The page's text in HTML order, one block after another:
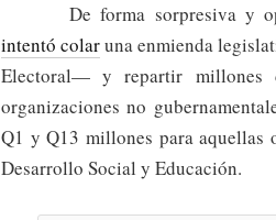
De forma sorpresiva y
intentó colaruna enmienda
Electoral— y repartir millones
organizaciones no
Q1 y Q13 millones para aquellas
Desarrollo Social y Educación.